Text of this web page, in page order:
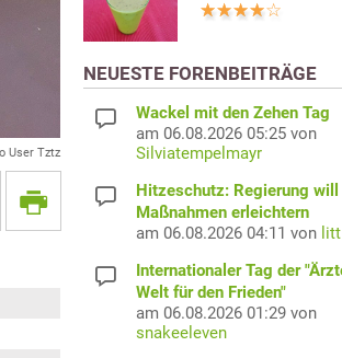
User Tztz
NEUESTE FORENBEITRÄGE
Wackel mit den Zehen Tag
am 06.08.2026 05:25 von
Silviatempelmayr
Hitzeschutz: Regierung will
Maßnahmen erleichtern
am 06.08.2026 04:11 von
Internationaler Tag der
Welt für den Frieden"
am 06.08.2026 01:29 von
snakeeleven